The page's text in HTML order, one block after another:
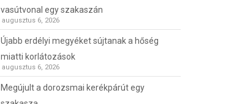
vasútvonal egy szakaszán
augusztus 6, 2026
Újabb erdélyi megyéket sújtanak a hőség
miatti korlátozások
augusztus 6, 2026
Megújult a dorozsmai kerékpárút egy